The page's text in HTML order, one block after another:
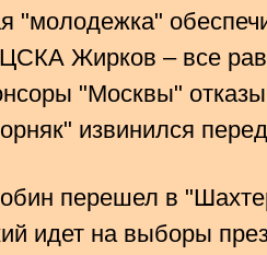
"молодежка"
Жирков – все
"Москвы"
извинился
перешел в
идет на выборы